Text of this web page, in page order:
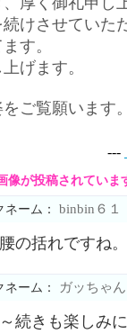
けさせていた
す。
げます。
ご覧願います
---
が投稿されていま
ネーム： binbin６１
の括れですね
ネーム： ガッちゃん
続きも楽しみ